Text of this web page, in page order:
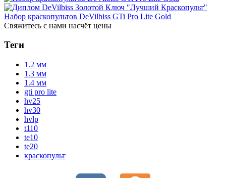
Набор краскопультов DeVilbiss GTi Pro Lite Gold
Свяжитесь с нами насчёт цены
Теги
1.2 мм
1.3 мм
1.4 мм
gti pro lite
hv25
hv30
hvlp
t110
te10
te20
краскопульт